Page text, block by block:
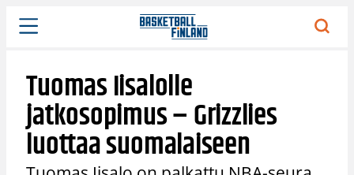
Siirry
sisältöön
Tuomas Iisalolle
jatkosopimus – Grizzlies
luottaa suomalaiseen